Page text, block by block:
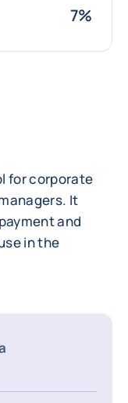
7%
for corporate
It
and
in the